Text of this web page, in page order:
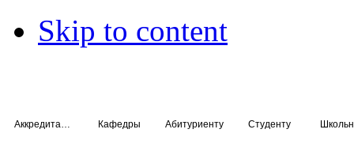
Skip to content
Кафедры Абитуриенту Студенту